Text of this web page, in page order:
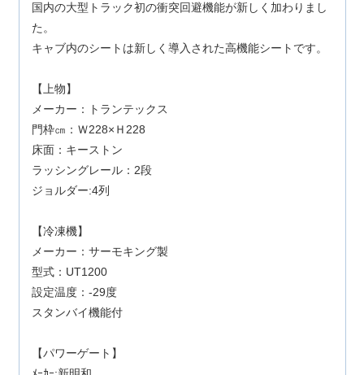
国内の大型トラック初の衝突回避機能が新しく加わりまし
た。
キャブ内のシートは新しく導入された高機能シートです。
【上物】
メーカー：トランテックス
門枠㎝：Ｗ228×Ｈ228
床面：キーストン
ラッシングレール：2段
ジョルダー:4列
【冷凍機】
メーカー：サーモキング製
型式：UT1200
設定温度：-29度
スタンバイ機能付
【パワーゲート】